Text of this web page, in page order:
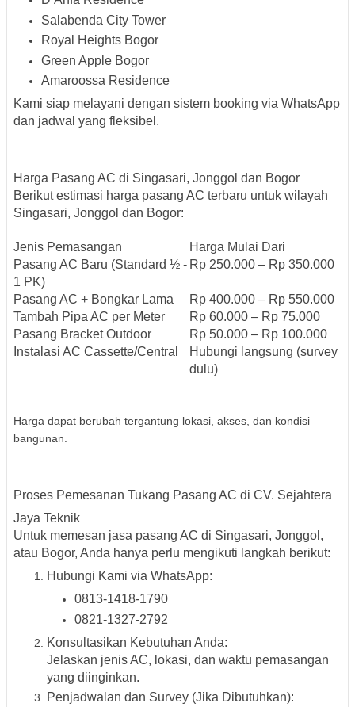
Salabenda City Tower
Royal Heights Bogor
Green Apple Bogor
Amaroossa Residence
Kami siap melayani dengan sistem booking via WhatsApp
dan jadwal yang fleksibel.
Harga Pasang AC di Singasari, Jonggol dan Bogor
Berikut estimasi harga pasang AC terbaru untuk wilayah
Singasari, Jonggol dan Bogor:
Jenis Pemasangan
Harga Mulai Dari
Pasang AC Baru (Standard ½ -
1 PK)
Rp 250.000 – Rp 350.000
Pasang AC + Bongkar Lama
Rp 400.000 – Rp 550.000
Tambah Pipa AC per Meter
Rp 60.000 – Rp 75.000
Pasang Bracket Outdoor
Rp 50.000 – Rp 100.000
Instalasi AC Cassette/Central
Hubungi langsung (survey
dulu)
Harga dapat berubah tergantung lokasi, akses, dan kondisi
bangunan.
Proses Pemesanan Tukang Pasang AC di CV. Sejahtera
Jaya Teknik
Untuk memesan jasa pasang AC di Singasari, Jonggol,
atau Bogor, Anda hanya perlu mengikuti langkah berikut:
Hubungi Kami via WhatsApp:
0813-1418-1790
0821-1327-2792
Konsultasikan Kebutuhan Anda:
Jelaskan jenis AC, lokasi, dan waktu pemasangan
yang diinginkan.
Penjadwalan dan Survey (Jika Dibutuhkan):